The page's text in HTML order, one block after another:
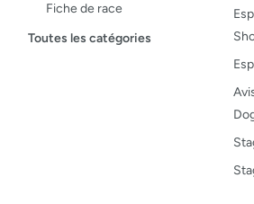
Fiche de race
Maladies du chien
Toutes les catégories